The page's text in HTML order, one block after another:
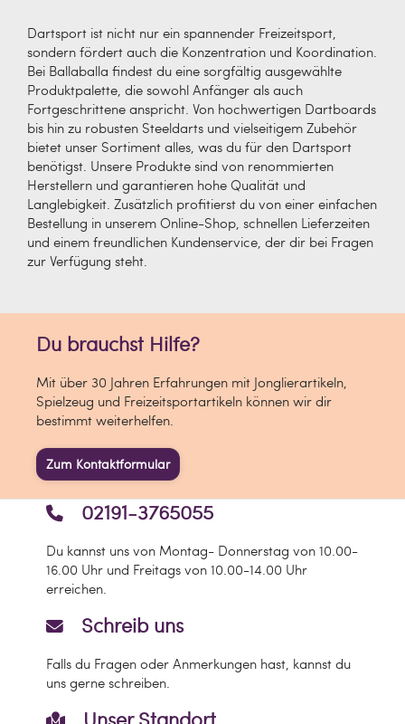
Dartsport ist nicht nur ein spannender Freizeitsport,
sondern fördert auch die Konzentration und Koordination.
Bei Ballaballa findest du eine sorgfältig ausgewählte
Produktpalette, die sowohl Anfänger als auch
Fortgeschrittene anspricht. Von hochwertigen Dartboards
bis hin zu robusten Steeldarts und vielseitigem Zubehör
bietet unser Sortiment alles, was du für den Dartsport
benötigst. Unsere Produkte sind von renommierten
Herstellern und garantieren hohe Qualität und
Langlebigkeit. Zusätzlich profitierst du von einer einfachen
Bestellung in unserem Online-Shop, schnellen Lieferzeiten
und einem freundlichen Kundenservice, der dir bei Fragen
zur Verfügung steht.
Du brauchst Hilfe?
Mit über 30 Jahren Erfahrungen mit Jonglierartikeln,
Spielzeug und Freizeitsportartikeln können wir dir
bestimmt weiterhelfen.
Zum Kontaktformular
Schreib uns
Falls du Fragen oder Anmerkungen hast, kannst du
uns gerne schreiben.
02191-3765055
Du kannst uns von Montag- Donnerstag von 10.00-
16.00 Uhr und Freitags von 10.00-14.00 Uhr
erreichen.
Unser Standort